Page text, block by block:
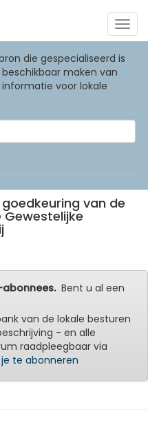
die gespecialiseerd is
maken van
voor lokale
goedkeuring van de
Bent u al een
van de lokale besturen
- en alle
raadpleegbaar via
te abonneren